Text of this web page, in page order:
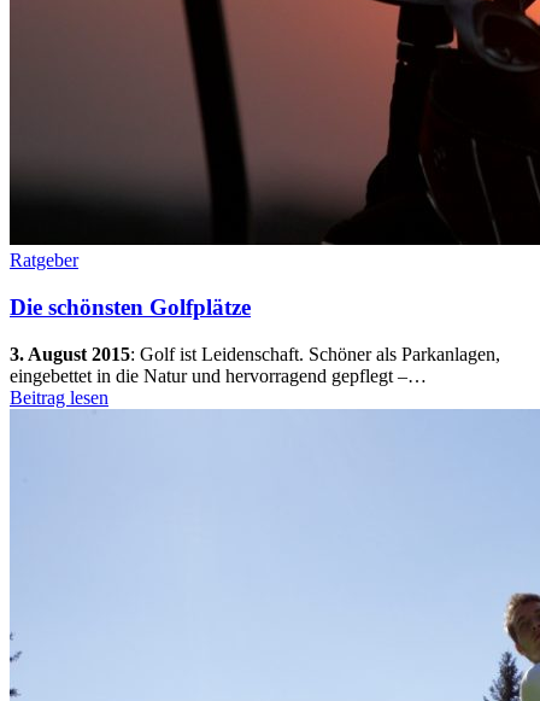
Ratgeber
Die schönsten Golfplätze
3. August 2015: Golf ist Leidenschaft. Schöner als Parkanlagen,
eingebettet in die Natur und hervorragend gepflegt –…
Beitrag lesen